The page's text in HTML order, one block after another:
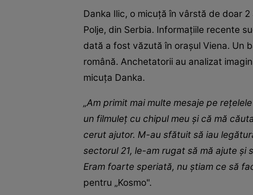
Danka Ilic, o micuță în vârstă de doar
Polje, din Serbia. Informațiile recente
dată a fost văzută în orașul Viena. Un
română. Anchetatorii au analizat
micuța Danka.
„Am primit mai multe mesaje pe
un filmuleț cu chipul meu și că mă
cerut ajutor. M-au sfătuit să iau
sectorul 21, le-am rugat să mă ajute și
Eram foarte speriată, nu știam ce să
pentru „Kosmo".